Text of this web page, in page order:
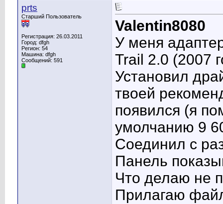
prts
Старший Пользователь
Регистрация: 26.03.2011
Город: dfgh
Регион: 54
Машина: dfgh
Сообщений: 591
Valentin8080
У меня
Trail 2.0 (2007
Установил
твоей
появился (я
умолчанию 9
Соединил с
Панель
Что делаю не
Прилагаю